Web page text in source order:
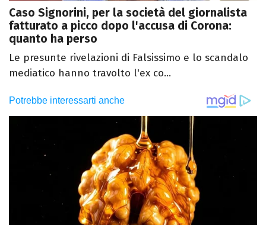
Caso Signorini, per la società del giornalista
fatturato a picco dopo l'accusa di Corona:
quanto ha perso
Le presunte rivelazioni di Falsissimo e lo scandalo
mediatico hanno travolto l'ex co...